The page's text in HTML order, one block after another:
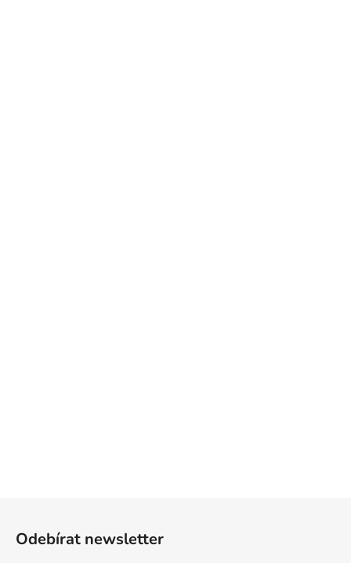
Odebírat newsletter